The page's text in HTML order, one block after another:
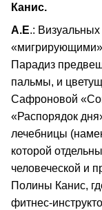
Канис.
А.Е.:
«мигрирующими»
Парадиз
пальмы, и
Сафроновой
«Распорядок
лечебницы
которой
человеческой и
Полины Канис,
фитнес-